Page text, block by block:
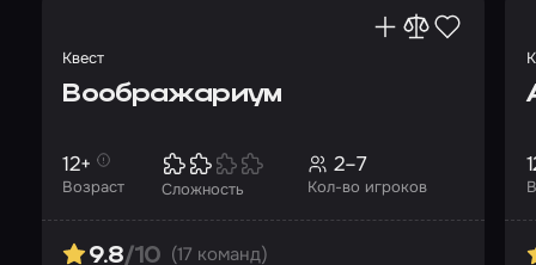
Квест
Воображариум
Возраст
12+
Сложность Кол-во игроков
2–7
9.8/10 (17 команд)